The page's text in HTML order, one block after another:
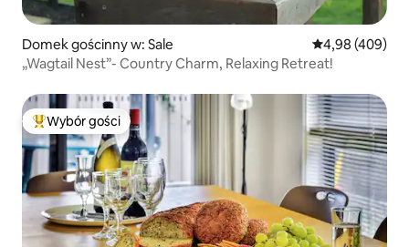
Domek gościnny w: Sale Średnia
4,98 (409)
„Wagtail Nest”- Country Charm, Relaxing Retreat!
Najpopularniejsze z kategorii Wybór gości
Wybór gości